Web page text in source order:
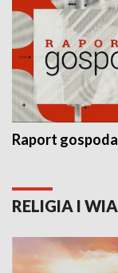
Raport
RELIGIA I